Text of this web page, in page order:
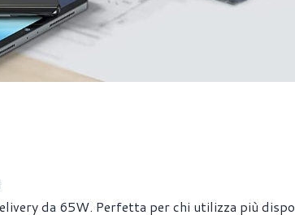
da 65W. Perfetta per chi utilizza più